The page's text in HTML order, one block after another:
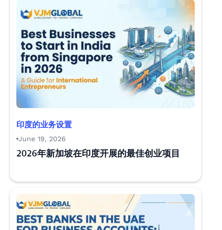
印度的业务设置
June 19, 2026
2026年新加坡在印度开展的最佳创业项目